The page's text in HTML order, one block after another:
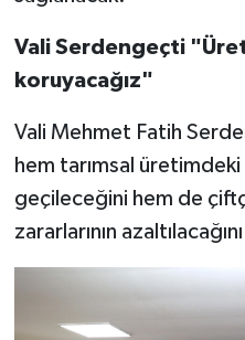
Vali Serdengeçti
koruyacağız"
Vali Mehmet Fatih
hem tarımsal üretimdeki
geçileceğini hem de
zararlarının